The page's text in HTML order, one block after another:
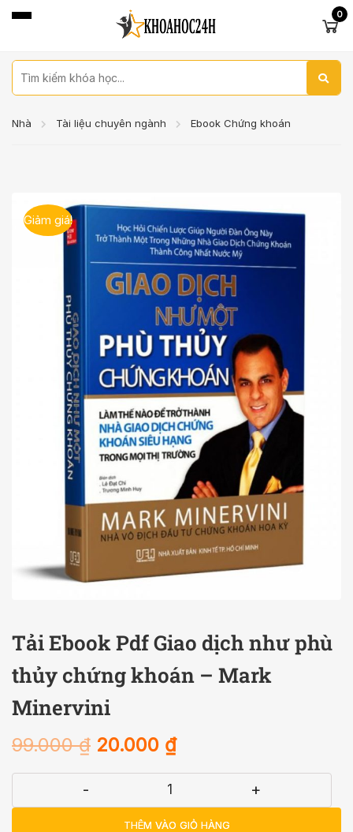
0
Nhà Tài liệu chuyên ngành Ebook Chứng khoán
Giảm giá!
Tải Ebook Pdf Giao dịch như phù
thủy chứng khoán – Mark
Minervini
99.000₫ 20.000 ₫
- +
THÊM VÀO GIỎ HÀNG